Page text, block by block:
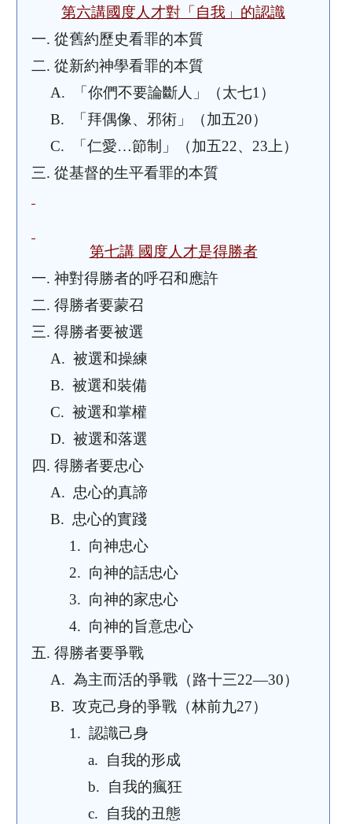
第六講國度人才對「自我」的認識
一. 從舊約歷史看罪的本質
二. 從新約神學看罪的本質
A.
「你們不要論斷人」（太七1）
B.
「拜偶像、邪術」（加五20）
C.
「仁愛…節制」（加五22、23上）
三. 從基督的生平看罪的本質
第七講 國度人才是得勝者
一. 神對得勝者的呼召和應許
二. 得勝者要蒙召
三. 得勝者要被選
A. 被選和操練
B. 被選和裝備
C. 被選和掌權
D. 被選和落選
四. 得勝者要忠心
A. 忠心的真諦
B. 忠心的實踐
1. 向神忠心
2. 向神的話忠心
3. 向神的家忠心
4. 向神的旨意忠心
五. 得勝者要爭戰
A. 為主而活的爭戰（路十三22—30）
B. 攻克己身的爭戰（林前九27）
1. 認識己身
a.
自我的形成
b.
自我的瘋狂
c.
自我的丑態